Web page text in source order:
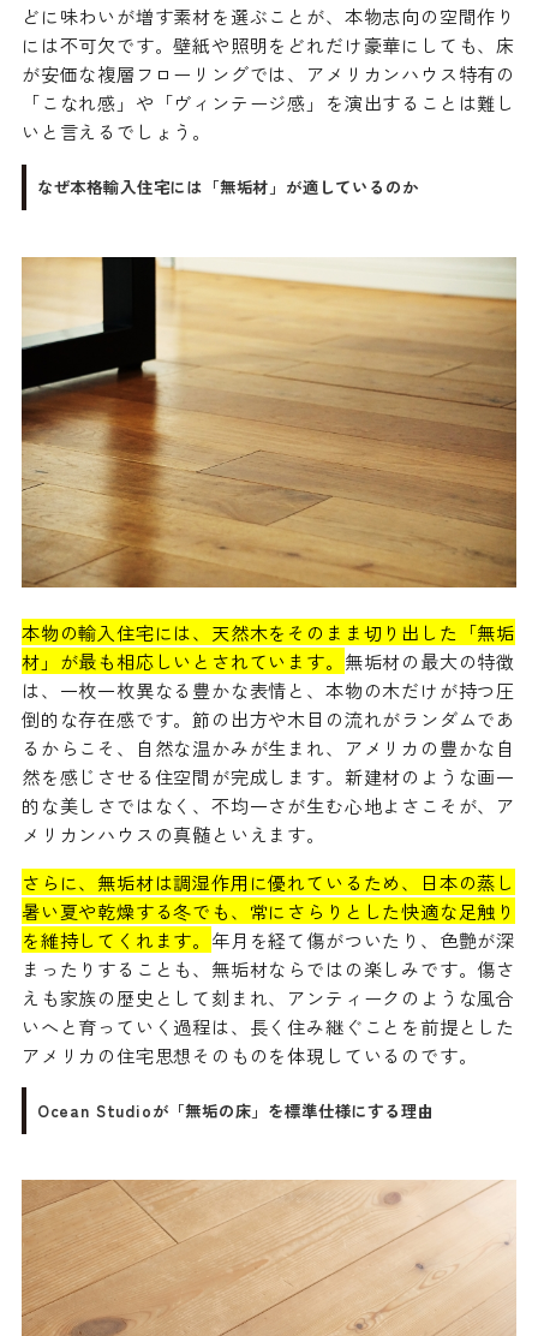
どに味わいが増す素材を選ぶことが、本物志向の空間作り
には不可欠です。壁紙や照明をどれだけ豪華にしても、床
が安価な複層フローリングでは、アメリカンハウス特有の
「こなれ感」や「ヴィンテージ感」を演出することは難し
いと言えるでしょう。
なぜ本格輸入住宅には「無垢材」が適しているのか
本物の輸入住宅には、天然木をそのまま切り出した「無垢
材」が最も相応しいとされています。 無垢材の最大の特徴
は、一枚一枚異なる豊かな表情と、本物の木だけが持つ圧
倒的な存在感です。節の出方や木目の流れがランダムであ
るからこそ、自然な温かみが生まれ、アメリカの豊かな自
然を感じさせる住空間が完成します。新建材のような画一
的な美しさではなく、不均一さが生む心地よさこそが、ア
メリカンハウスの真髄といえます。
さらに、無垢材は調湿作用に優れているため、日本の蒸し
暑い夏や乾燥する冬でも、常にさらりとした快適な足触り
を維持してくれます。 年月を経て傷がついたり、色艶が深
まったりすることも、無垢材ならではの楽しみです。傷さ
えも家族の歴史として刻まれ、アンティークのような風合
いへと育っていく過程は、長く住み継ぐことを前提とした
アメリカの住宅思想そのものを体現しているのです。
Ocean Studioが「無垢の床」を標準仕様にする理由